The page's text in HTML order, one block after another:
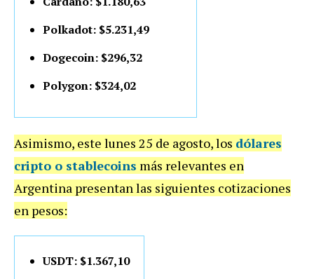
Polkadot: $5.231,49
Dogecoin: $296,32
Polygon: $324,02
Asimismo, este lunes 25 de agosto, los dólares
cripto o stablecoins más relevantes en
Argentina presentan las siguientes cotizaciones
en pesos:
USDT: $1.367,10